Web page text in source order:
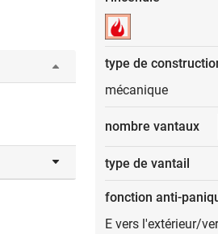
type de
mécanique
nombre vantaux
type de vantail
fonction anti-
E vers l'extérieur/